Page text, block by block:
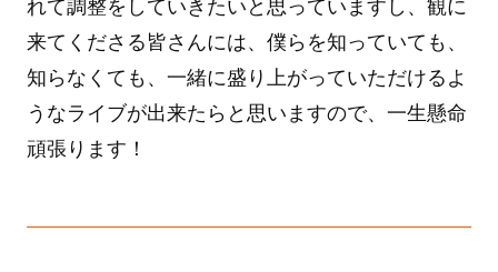
れて調整をしていきたいと思っていますし、観に
来てくださる皆さんには、僕らを知っていても、
知らなくても、一緒に盛り上がっていただけるよ
うなライブが出来たらと思いますので、一生懸命
頑張ります！